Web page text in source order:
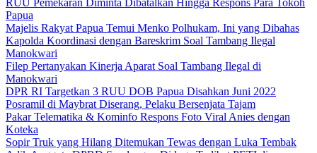
RUU Pemekaran Diminta Dibatalkan Hingga Respons Para Tokoh
Papua
Majelis Rakyat Papua Temui Menko Polhukam, Ini yang Dibahas
Kapolda Koordinasi dengan Bareskrim Soal Tambang Ilegal
Manokwari
Filep Pertanyakan Kinerja Aparat Soal Tambang Ilegal di
Manokwari
DPR RI Targetkan 3 RUU DOB Papua Disahkan Juni 2022
Posramil di Maybrat Diserang, Pelaku Bersenjata Tajam
Pakar Telematika & Kominfo Respons Foto Viral Anies dengan
Koteka
Sopir Truk yang Hilang Ditemukan Tewas dengan Luka Tembak